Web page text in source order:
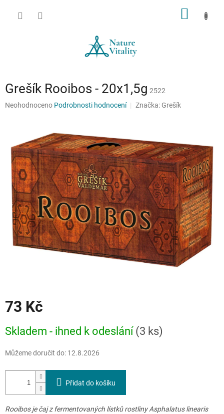
Grešík Rooibos - 20x1,5g 2522
Průměrné
hvězdiček.
Neohodnoceno Podrobnosti hodnocení Značka: Grešík
73 Kč
cena:
Skladem - ihned k odeslání (3 ks)
Můžeme doručit do: 12.8.2026
Přidat do košíku
Rooibos je čaj z fermentovaných lístků rostliny Asphalatus linearis